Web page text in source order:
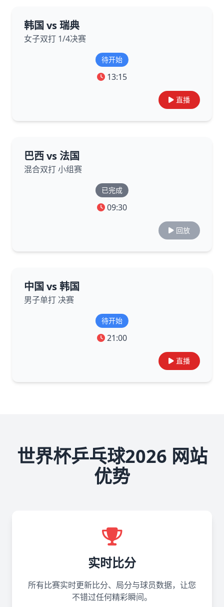
韩国 vs 瑞典
女子双打 1/4决赛
待开始
13:15
直播
巴西 vs 法国
混合双打 小组赛
已完成
09:30
回放
中国 vs 韩国
男子单打 决赛
待开始
21:00
直播
世界杯乒乓球2026 网站
优势
实时比分
所有比赛实时更新比分、局分与球员数据，让您
不错过任何精彩瞬间。